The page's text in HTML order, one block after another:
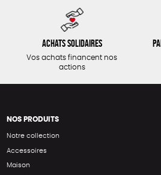
Achats solidaires
Vos achats financent nos
actions
NOS PRODUITS
Notre collection
Accessoires
Maison